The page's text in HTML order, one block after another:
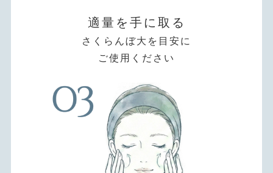
適量を手に取る
さくらんぼ大を目安に
ご使用ください